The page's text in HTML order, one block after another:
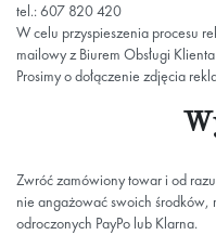
tel.: 607 820 420
W celu przyspieszenia procesu
mailowy z Biurem Obsługi
Prosimy o dołączenie zdjęcia
Zwróć zamówiony towar i od
nie angażować swoich środków,
odroczonych PayPo lub Klarna.